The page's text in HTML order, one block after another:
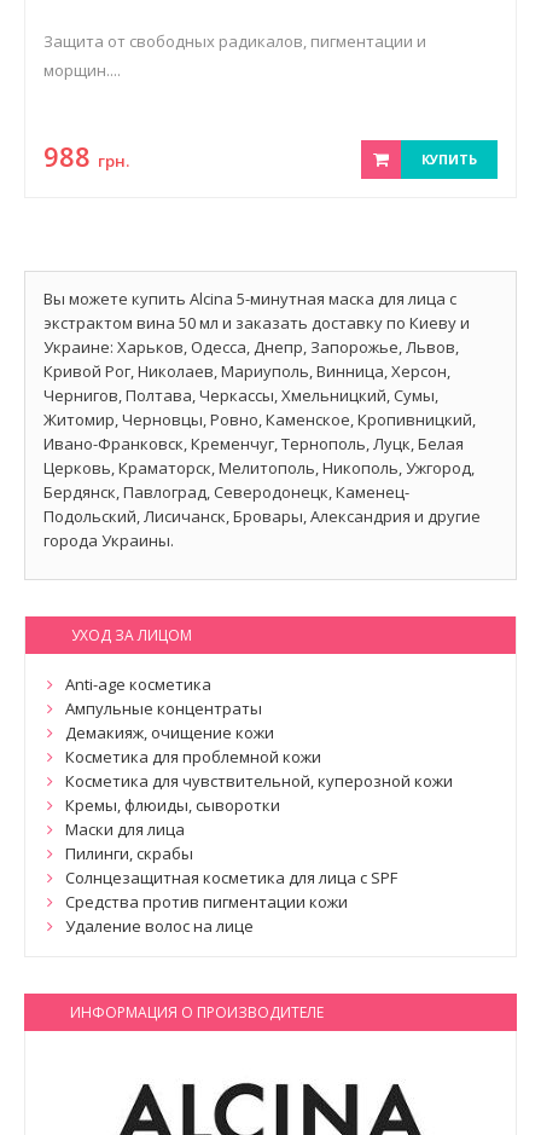
Защита от свободных радикалов, пигментации и
морщин....
988 грн. КУПИТЬ
Вы можете купить Alcina 5-минутная маска для лица с
экстрактом вина 50 мл и заказать доставку по Киеву и
Украине: Харьков, Одесса, Днепр, Запорожье, Львов,
Кривой Рог, Николаев, Мариуполь, Винница, Херсон,
Чернигов, Полтава, Черкассы, Хмельницкий, Сумы,
Житомир, Черновцы, Ровно, Каменское, Кропивницкий,
Ивано-Франковск, Кременчуг, Тернополь, Луцк, Белая
Церковь, Краматорск, Мелитополь, Никополь, Ужгород,
Бердянск, Павлоград, Северодонецк, Каменец-
Подольский, Лисичанск, Бровары, Александрия и другие
города Украины.
УХОД ЗА ЛИЦОМ
Anti-age косметика
Ампульные концентраты
Демакияж, очищение кожи
Косметика для проблемной кожи
Косметика для чувствительной, куперозной кожи
Кремы, флюиды, сыворотки
Маски для лица
Пилинги, скрабы
Солнцезащитная косметика для лица с SPF
Средства против пигментации кожи
Удаление волос на лице
ИНФОРМАЦИЯ О ПРОИЗВОДИТЕЛЕ